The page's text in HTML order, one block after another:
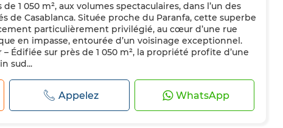
Double vitrage Porte blindée
Cuisine équipée
Machine à laver Micro-ondes
1 050 m², aux volumes spectaculaires, dans l’un des
de Casablanca. Située proche du Paranfa, cette superbe
particulièrement privilégié, au cœur d’une rue
en impasse, entourée d’un voisinage exceptionnel.
Édifiée sur près de 1 050 m², la propriété profite d’une
sud...
Appelez WhatsApp